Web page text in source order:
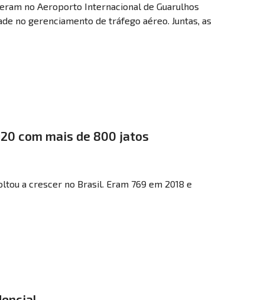
no Aeroporto Internacional de Guarulhos
no gerenciamento de tráfego aéreo. Juntas, as
com mais de 800 jatos
a crescer no Brasil. Eram 769 em 2018 e